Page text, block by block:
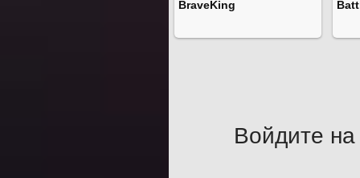
BraveKing
Войдите на